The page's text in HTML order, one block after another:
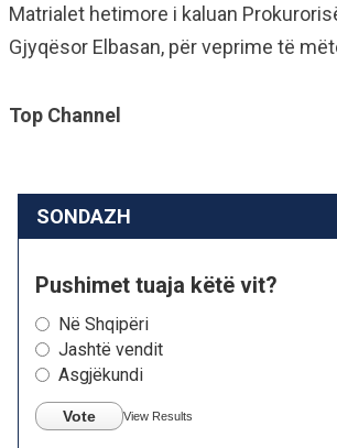
Matrialet hetimore i kaluan
Gjyqësor Elbasan, për veprime të
Top Channel
SONDAZH
Pushimet tuaja këtë vit?
Në Shqipëri
Jashtë vendit
Asgjëkundi
Vote View Results